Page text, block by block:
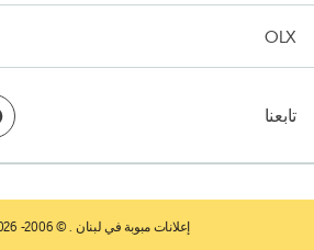
OLX
تابعنا
إعلانات مبوبة في لبنان . © 2006- 2026 أوليكس